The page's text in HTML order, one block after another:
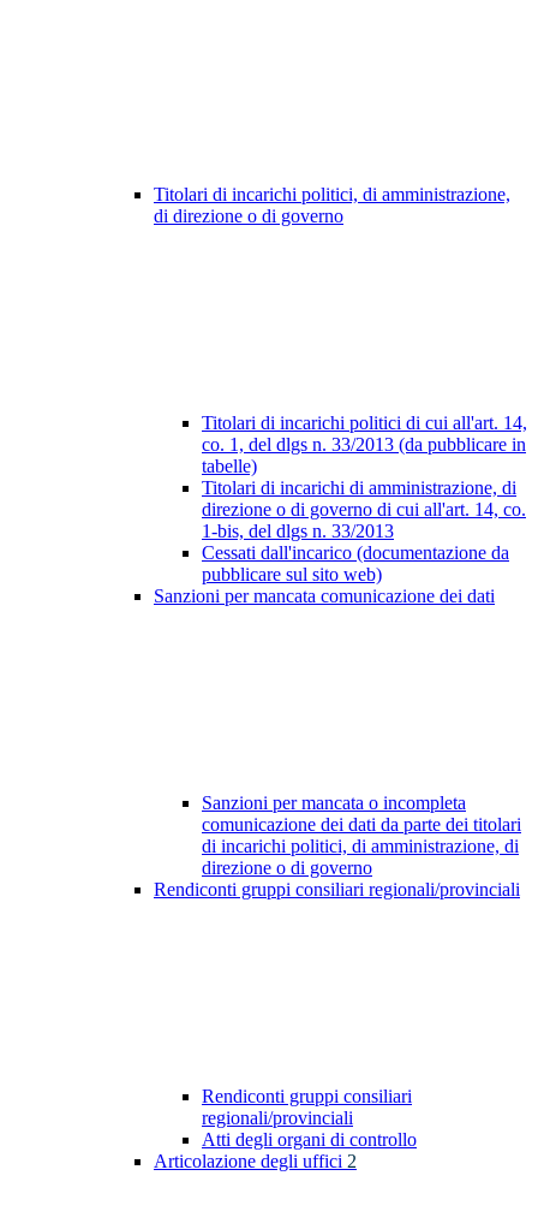
Titolari di incarichi politici, di amministrazione,
di direzione o di governo
Titolari di incarichi politici di cui all'art. 14,
co. 1, del dlgs n. 33/2013 (da pubblicare in
tabelle)
Titolari di incarichi di amministrazione, di
direzione o di governo di cui all'art. 14, co.
1-bis, del dlgs n. 33/2013
Cessati dall'incarico (documentazione da
pubblicare sul sito web)
Sanzioni per mancata comunicazione dei dati
Sanzioni per mancata o incompleta
comunicazione dei dati da parte dei titolari
di incarichi politici, di amministrazione, di
direzione o di governo
Rendiconti gruppi consiliari regionali/provinciali
Rendiconti gruppi consiliari
regionali/provinciali
Atti degli organi di controllo
Articolazione degli uffici 2